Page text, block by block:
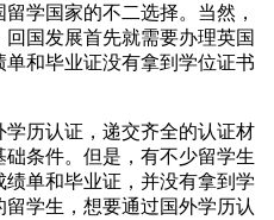
学国家的不二选择。当然，
国发展首先就需要办理英国
和毕业证没有拿到学位证书
历认证，递交齐全的认证材
条件。但是，有不少留学生
单和毕业证，并没有拿到学
学生，想要通过国外学历认